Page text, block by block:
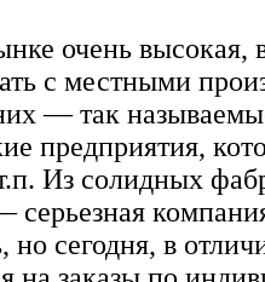
очень высокая,
с местными
— так
предприятия,
Из солидных
сегодня, в